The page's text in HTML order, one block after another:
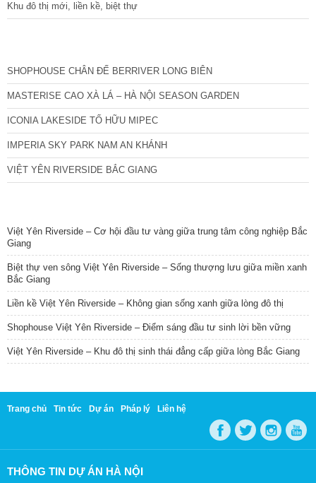
Khu đô thị mới, liền kề, biệt thự
SHOPHOUSE CHÂN ĐẾ BERRIVER LONG BIÊN
MASTERISE CAO XÀ LÁ – HÀ NỘI SEASON GARDEN
ICONIA LAKESIDE TỐ HỮU MIPEC
IMPERIA SKY PARK NAM AN KHÁNH
VIỆT YÊN RIVERSIDE BẮC GIANG
Việt Yên Riverside – Cơ hội đầu tư vàng giữa trung tâm công nghiệp Bắc
Giang
Biệt thự ven sông Việt Yên Riverside – Sống thượng lưu giữa miền xanh
Bắc Giang
Liền kề Việt Yên Riverside – Không gian sống xanh giữa lòng đô thị
Shophouse Việt Yên Riverside – Điểm sáng đầu tư sinh lời bền vững
Việt Yên Riverside – Khu đô thị sinh thái đẳng cấp giữa lòng Bắc Giang
Trang chủ Tin tức Dự án Pháp lý Liên hệ
THÔNG TIN DỰ ÁN HÀ NỘI